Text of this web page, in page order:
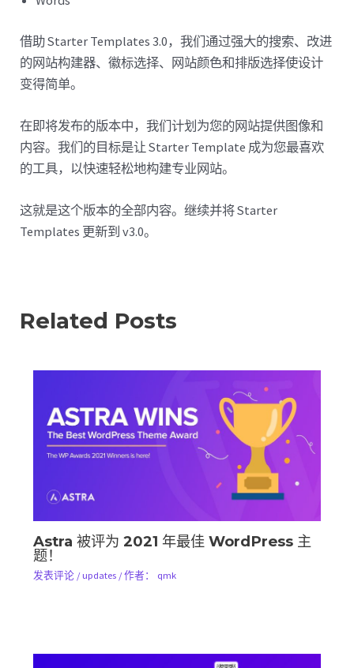
借助 Starter Templates 3.0，我们通过强大的搜索、改进
的网站构建器、徽标选择、网站颜色和排版选择使设计
变得简单。
在即将发布的版本中，我们计划为您的网站提供图像和
内容。我们的目标是让 Starter Template 成为您最喜欢
的工具，以快速轻松地构建专业网站。
这就是这个版本的全部内容。继续并将 Starter
Templates 更新到 v3.0。
Related Posts
Astra 被评为 2021 年最佳 WordPress 主
题！
发表评论 /updates/ 作者： qmk